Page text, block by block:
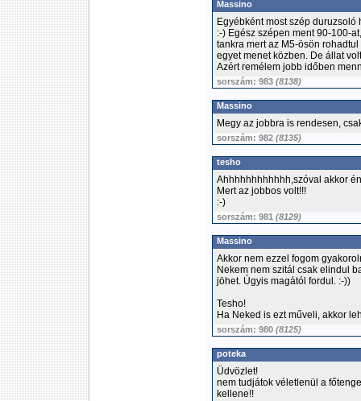
Massino
Egyébként most szép
:-) Egész szépen ment 90-100-
tankra mert az M5-ösön
egyet menet közben. De állat
Azért remélem jobb időben
sorszám: 983 (8138)
Massino
Megy az jobbra is rendesen,
sorszám: 982 (8135)
tesho
Ahhhhhhhhhhhh,szóval akkor
Mert az jobbos volt!!!
:-)
sorszám: 981 (8129)
Massino
Akkor nem ezzel fogom
Nekem nem szitál csak elindul
jöhet. Úgyis magától fordul. :-))
Tesho!
Ha Neked is ezt műveli, akkor
sorszám: 980 (8125)
poteka
Üdvözlet!
nem tudjátok véletlenül a
kellene!!